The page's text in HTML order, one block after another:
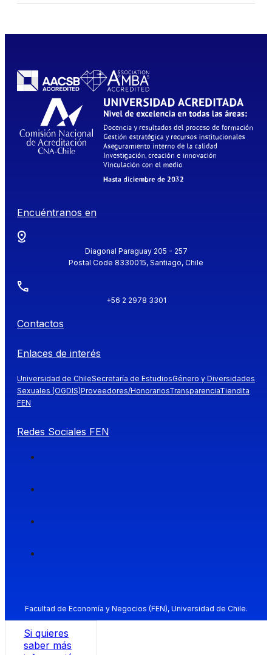
Encuéntranos en
Diagonal Paraguay 205 - 257
Postal Code 8330015, Santiago, Chile
+56 2 2978 3301
Contactos
Enlaces de interés
Universidad de ChileSecretaría de EstudiosGénero y Diversidades
Sexuales (OGDIS)Proveedores/HonorariosTransparenciaTiendita
FEN
Redes Sociales FEN
Facultad de Economía y Negocios (FEN), Universidad de Chile.
Si quieres
saber más